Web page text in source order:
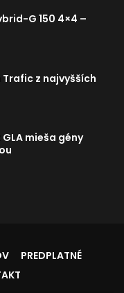
G 150 4×4 –
z najvyšších
mieša gény
PREDPLATNÉ